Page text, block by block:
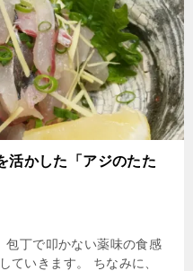
活かした「アジのたた
包丁で叩かない薬味の食感
ていきます。 ちなみに、